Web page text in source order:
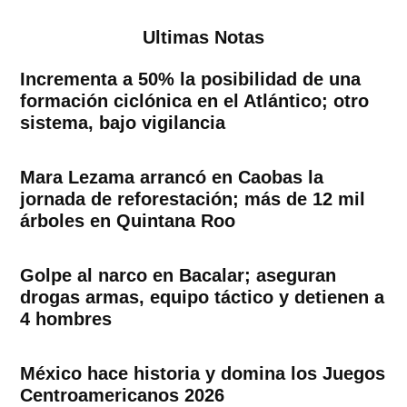
Ultimas Notas
Incrementa a 50% la posibilidad de una
formación ciclónica en el Atlántico; otro
sistema, bajo vigilancia
Mara Lezama arrancó en Caobas la
jornada de reforestación; más de 12 mil
árboles en Quintana Roo
Golpe al narco en Bacalar; aseguran
drogas armas, equipo táctico y detienen a
4 hombres
México hace historia y domina los Juegos
Centroamericanos 2026